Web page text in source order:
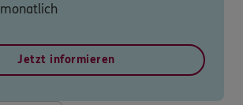
monatlich
Jetzt informieren